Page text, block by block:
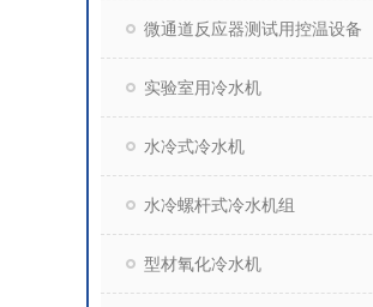
微通道反应器测试用控温设备
实验室用冷水机
水冷式冷水机
水冷螺杆式冷水机组
型材氧化冷水机